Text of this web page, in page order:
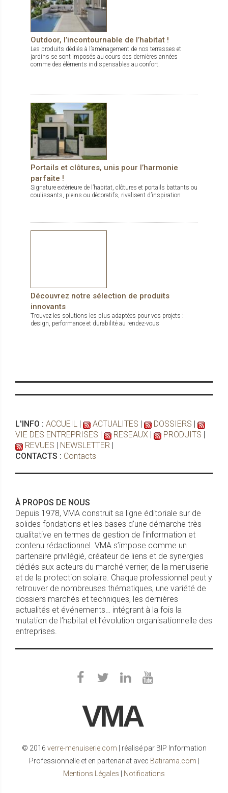
Outdoor, l’incontournable de l’habitat !
Les produits dédiés à l’aménagement de nos terrasses et
jardins se sont imposés au cours des dernières années
comme des éléments indispensables au confort.
Portails et clôtures, unis pour l’harmonie
parfaite !
Signature extérieure de l’habitat, clôtures et portails battants ou
coulissants, pleins ou décoratifs, rivalisent d’inspiration
Découvrez notre sélection de produits
innovants
Trouvez les solutions les plus adaptées pour vos projets :
design, performance et durabilité au rendez-vous
L'INFO : ACCUEIL | ACTUALITES | DOSSIERS |
VIE DES ENTREPRISES | RESEAUX | PRODUITS |
REVUES | NEWSLETTER |
CONTACTS : Contacts
À PROPOS DE NOUS
Depuis 1978, VMA construit sa ligne éditoriale sur de
solides fondations et les bases d’une démarche très
qualitative en termes de gestion de l’information et
contenu rédactionnel. VMA s’impose comme un
partenaire privilégié, créateur de liens et de synergies
dédiés aux acteurs du marché verrier, de la menuiserie
et de la protection solaire. Chaque professionnel peut y
retrouver de nombreuses thématiques, une variété de
dossiers marchés et techniques, les dernières
actualités et événements… intégrant à la fois la
mutation de l’habitat et l’évolution organisationnelle des
entreprises.
VMA
© 2016 verre-menuiserie.com | réalisé par BIP Information
Professionnelle et en partenariat avec Batirama.com
Mentions Légales
Notifications